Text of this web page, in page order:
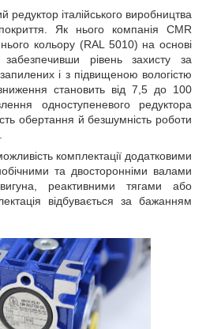
італійського виробництва
Як нього компанія CMR
кольору (RAL 5010) на основі
забезпечивши рівень захисту за
і з підвищеною вологістю
становить від 7,5 до 100
одноступеневого редуктора
обертання й безшумність роботи
комплектації додатковими
та двосторонніми валами
реактивними тягами або
відбувається за бажанням